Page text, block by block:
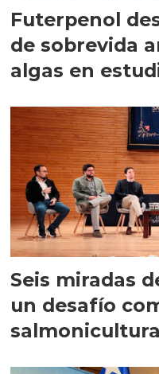
Futerpenol
de sobrevida
algas en
Seis miradas
un desafío